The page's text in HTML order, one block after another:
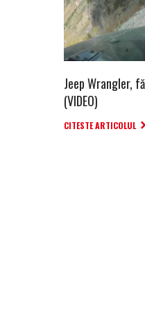
Jeep Wrangler,
(VIDEO)
CITESTE ARTICOLUL